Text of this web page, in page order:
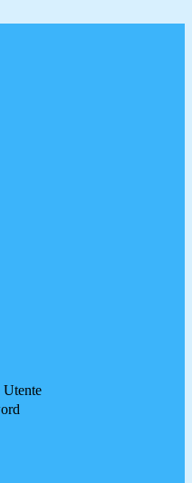
Utente